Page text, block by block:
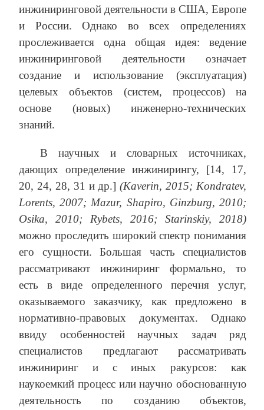
инжиниринговой деятельности в США, Европе
и России. Однако во всех определениях
прослеживается одна общая идея: ведение
инжиниринговой деятельности означает
создание и использование (эксплуатация)
целевых объектов (систем, процессов) на
основе (новых) инженерно-технических
знаний.
В научных и словарных источниках,
дающих определение инжинирингу, [14, 17,
20, 24, 28, 31 и др.](Kaverin, 2015; Kondratev,
Lorents, 2007; Mazur, Shapiro, Ginzburg, 2010;
Osika, 2010; Rybets, 2016; Starinskiy, 2018)
можно проследить широкий спектр понимания
его сущности. Большая часть специалистов
рассматривают инжиниринг формально, то
есть в виде определенного перечня услуг,
оказываемого заказчику, как предложено в
нормативно-правовых документах. Однако
ввиду особенностей научных задач ряд
специалистов предлагают рассматривать
инжиниринг и с иных ракурсов: как
наукоемкий процесс или научно обоснованную
деятельность по созданию объектов,